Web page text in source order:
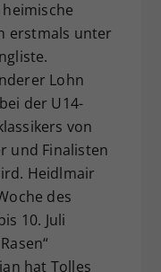
erstmals unter
Lohn
der U14-
von
und Finalisten
Heidlmair
des
10. Juli
hat Tolles